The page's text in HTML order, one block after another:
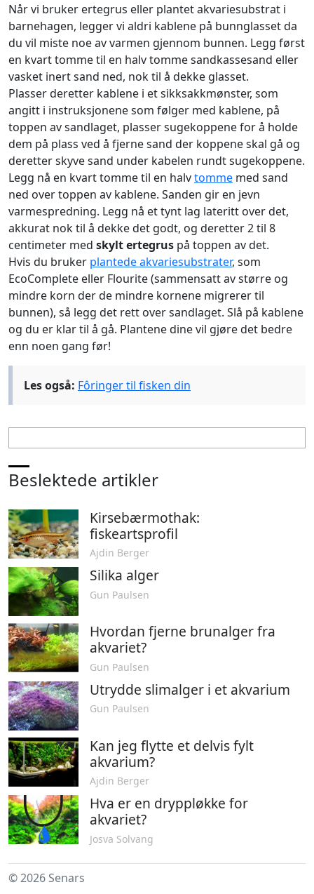
Når vi bruker ertegrus eller plantet akvariesubstrat i
barnehagen, legger vi aldri kablene på bunnglasset da
du vil miste noe av varmen gjennom bunnen. Legg først
en kvart tomme til en halv tomme sandkassesand eller
vasket inert sand ned, nok til å dekke glasset.
Plasser deretter kablene i et sikksakkmønster, som
angitt i instruksjonene som følger med kablene, på
toppen av sandlaget, plasser sugekoppene for å holde
dem på plass ved å fjerne sand der koppene skal gå og
deretter skyve sand under kabelen rundt sugekoppene.
Legg nå en kvart tomme til en halvtomme med sand
ned over toppen av kablene. Sanden gir en jevn
varmespredning. Legg nå et tynt lag lateritt over det,
akkurat nok til å dekke det godt, og deretter 2 til 8
centimeter med skylt ertegrus på toppen av det.
Hvis du bruker plantede akvariesubstrater, som
EcoComplete eller Flourite (sammensatt av større og
mindre korn der de mindre kornene migrerer til
bunnen), så legg det rett over sandlaget. Slå på kablene
og du er klar til å gå. Plantene dine vil gjøre det bedre
enn noen gang før!
Les også: Fôringer til fisken din
Beslektede artikler
Kirsebærmothak:
fiskeartsprofil
Ajdin Berger
Silika alger
Gun Paulsen
Hvordan fjerne brunalger fra
akvariet?
Gun Paulsen
Utrydde slimalger i et akvarium
Gun Paulsen
Kan jeg flytte et delvis fylt
akvarium?
Ajdin Berger
Hva er en dryppløkke for
akvariet?
Josva Solvang
© 2026 Senars